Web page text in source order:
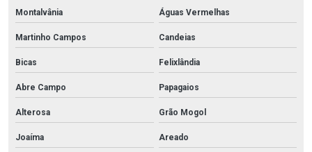
Montalvânia Águas Vermelhas
Martinho Campos Candeias
Bicas Felixlândia
Abre Campo Papagaios
Alterosa Grão Mogol
Joaíma Areado